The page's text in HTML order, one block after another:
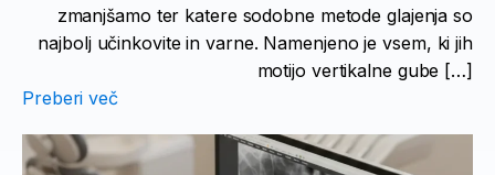
zmanjšamo ter katere sodobne metode glajenja so
najbolj učinkovite in varne. Namenjeno je vsem, ki jih
motijo vertikalne gube […]
Preberi več